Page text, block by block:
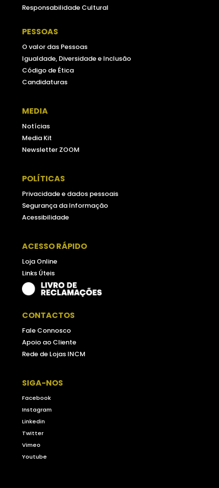
Responsabilidade Cultural
PESSOAS
O valor das Pessoas
Igualdade, Diversidade e Inclusão
Código de Ética
Candidaturas
MEDIA
Notícias
Media Kit
Newsletter ZOOM
POLÍTICAS
Privacidade e dados pessoais
Segurança da Informação
Acessibilidade
ACESSO RÁPIDO
Loja Online
Links Úteis
CONTACTOS
Fale Connosco
Apoio ao Cliente
Rede de Lojas INCM
SIGA-NOS
Facebook
Instagram
Linkedin
Twitter
Vimeo
Youtube